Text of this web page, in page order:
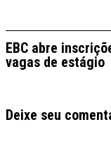
EBC abre
vagas de estágio
Deixe seu